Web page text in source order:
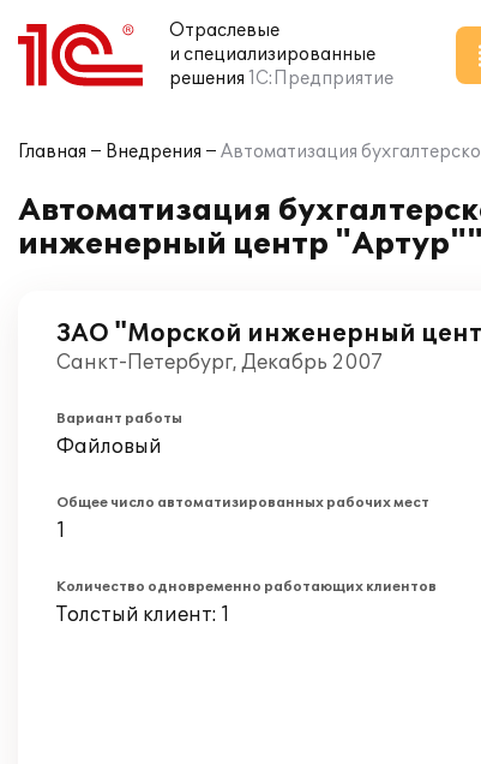
Отраслевые
и специализированные
решения 1С:Предприятие
Главная Внедрения Автоматизация
Автоматизация
инженерный центр "Артур""
ЗАО "Морской инженерный
Санкт-Петербург, Декабрь 2007
Вариант работы
Файловый
Общее число автоматизированных рабочих мест
1
Количество одновременно работающих клиентов
Толстый клиент: 1